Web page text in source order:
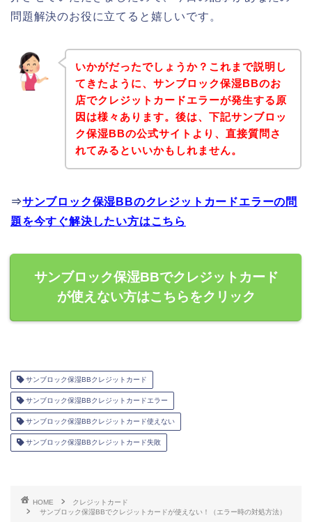
問題解決のお役に立てると嬉しいです。
いかがだったでしょうか？これまで説明し
てきたように、サンブロック保湿BBのお
店でクレジットカードエラーが発生する原
因は様々あります。後は、下記サンブロッ
ク保湿BBの公式サイトより、直接質問さ
れてみるといいかもしれません。
⇒サンブロック保湿BBのクレジットカードエラーの問
題を今すぐ解決したい方はこちら
サンブロック保湿BBでクレジットカード
が使えない方はこちらをクリック
サンブロック保湿BBクレジットカード
サンブロック保湿BBクレジットカードエラー
サンブロック保湿BBクレジットカード使えない
サンブロック保湿BBクレジットカード失敗
HOME
クレジットカード
サンブロック保湿BBでクレジットカードが使えない！（エラー時の対処方法）